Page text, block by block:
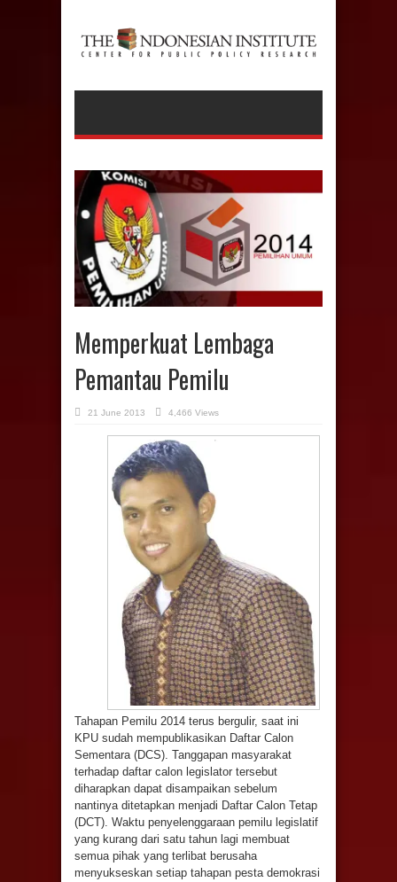
Memperkuat Lembaga
Pemantau Pemilu
21 June 2013 4,466 Views
Tahapan Pemilu 2014 terus bergulir, saat ini
KPU sudah mempublikasikan Daftar Calon
Sementara (DCS). Tanggapan masyarakat
terhadap daftar calon legislator tersebut
diharapkan dapat disampaikan sebelum
nantinya ditetapkan menjadi Daftar Calon Tetap
(DCT). Waktu penyelenggaraan pemilu legislatif
yang kurang dari satu tahun lagi membuat
semua pihak yang terlibat berusaha
menyukseskan setiap tahapan pesta demokrasi